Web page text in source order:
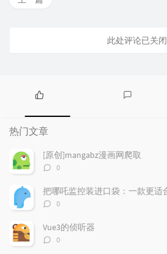
此处评论已关闭
热
门
文
章
论
热门文章
[原创]mangabz漫画网爬取
评
数：
0
评
数：
0
Vue3的侦听器
评
0